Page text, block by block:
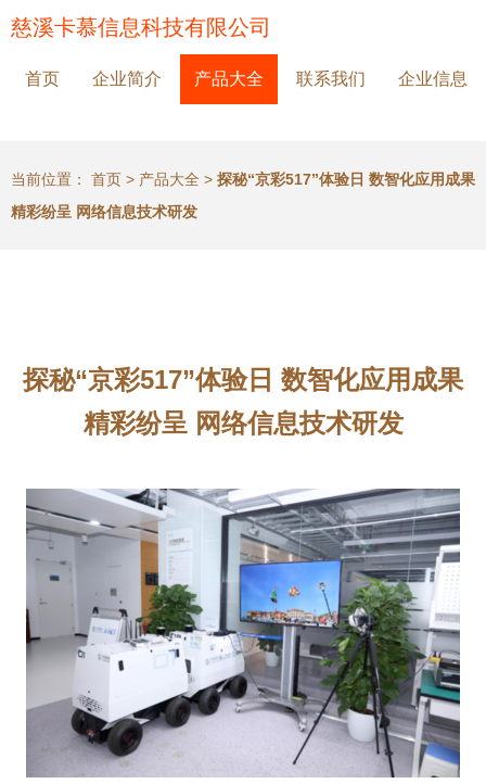
慈溪卡慕信息科技有限公司
首页 企业简介 产品大全 联系我们 企业信息
当前位置： 首页 > 产品大全 > 探秘“京彩517”体验日 数智化应用成果
精彩纷呈 网络信息技术研发
探秘“京彩517”体验日 数智化应用成果
精彩纷呈 网络信息技术研发